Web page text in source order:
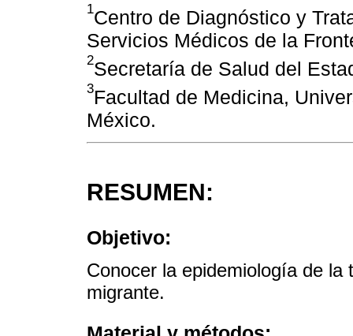
1Centro de Diagnóstico y
Servicios Médicos de la
2Secretaría de Salud del
3Facultad de Medicina,
México.
RESUMEN:
Objetivo:
Conocer la epidemiología de la
migrante.